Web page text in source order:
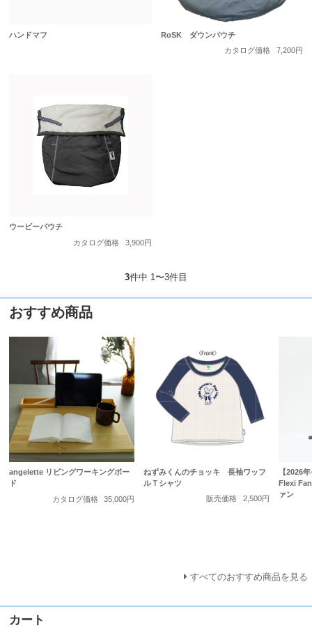
ハンドマフ
RoSK ダウンパウチ
カタログ価格
7,200円
ウービーパウチ
カタログ価格
3,900円
3件中 1〜3件目
おすすめ商品
angelette リビングワーキングボー
ド
カタログ価格
35,000円
ねずみくんのチョッキ 長袖ワッフ
ルＴシャツ
販売価格
2,500円
【2026
Flexi
ァン
すべてのおすすめ商品を見る
カート